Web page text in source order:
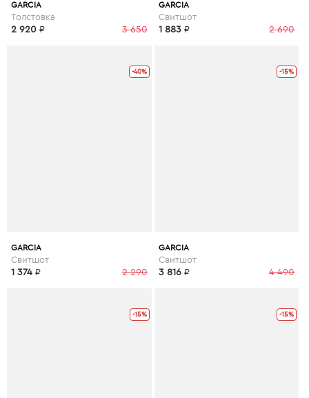
GARCIA
Толстовка
3 650
2 920 ₽
GARCIA
Свитшот
2 690
1 883 ₽
-40%
GARCIA
Свитшот
2 290
1 374 ₽
-15%
GARCIA
Свитшот
4 490
3 816 ₽
-15% -15%